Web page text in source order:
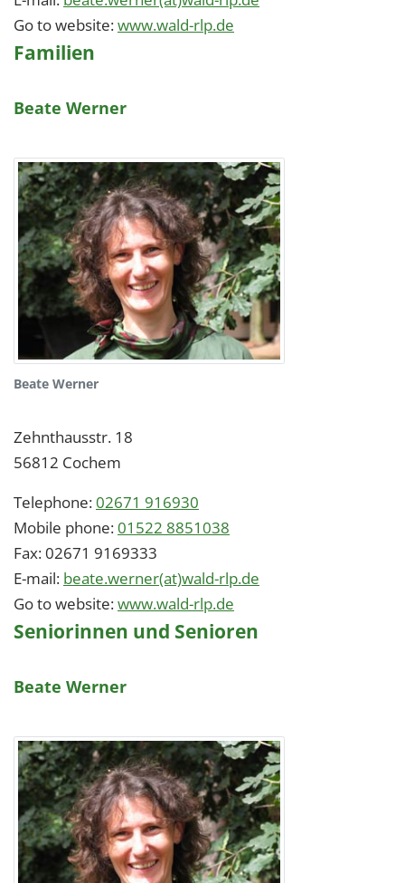
Go to website:www.wald-rlp.de
Familien
Beate Werner
Beate Werner
Zehnthausstr. 18
56812 Cochem
Telephone:02671 916930
Mobile phone:01522 8851038
Fax:02671 9169333
E-mail: beate.werner(at)wald-rlp.de
Go to website:www.wald-rlp.de
Seniorinnen und Senioren
Beate Werner